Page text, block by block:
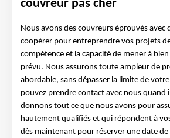
couvreur pas cher
Nous avons des couvreurs éprouvés avec
coopérer pour entreprendre vos projets
compétence et la capacité de mener à
prévu. Nous assurons toute ampleur de
abordable, sans dépasser la limite de
pouvez prendre contact avec nous quand
donnons tout ce que nous avons pour
hautement qualifiés et qui répondent à
dès maintenant pour réserver une date